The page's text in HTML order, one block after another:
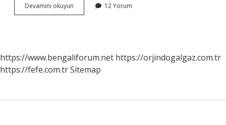
Devamını okuyun
Saçta
12 Yorum
https://www.bengaliforum.net https://orjindogalgaz.com.tr
https://fefe.com.trSitemap